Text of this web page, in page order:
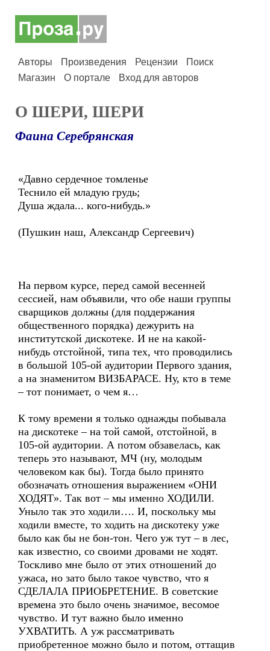
Авторы Произведения Рецензии
Поиск
Магазин
О портале Вход для авторов
О ШЕРИ, ШЕРИ
Фаина Серебрянская
«Давно сердечное томленье
Теснило ей младую грудь;
Душа ждала... кого-нибудь.»
(Пушкин наш, Александр Сергеевич)
На первом курсе, перед самой весенней
сессией, нам объявили, что обе наши группы
сварщиков должны (для поддержания
общественного порядка) дежурить на
институтской дискотеке. И не на какой-
нибудь отстойной, типа тех, что проводились
в большой 105-ой аудитории Первого здания,
а на знаменитом ВИЗБАРАСЕ. Ну, кто в теме
– тот понимает, о чем я…
К тому времени я только однажды побывала
на дискотеке – на той самой, отстойной, в
105-ой аудитории. А потом обзавелась, как
теперь это называют, МЧ (ну, молодым
человеком как бы). Тогда было принято
обозначать отношения выражением «ОНИ
ХОДЯТ». Так вот – мы именно ХОДИЛИ.
Уныло так это ходили…. И, поскольку мы
ходили вместе, то ходить на дискотеку уже
было как бы не бон-тон. Чего уж тут – в лес,
как известно, со своими дровами не ходят.
Тоскливо мне было от этих отношений до
ужаса, но зато было такое чувство, что я
СДЕЛАЛА ПРИОБРЕТЕНИЕ. В советские
времена это было очень значимое, весомое
чувство. И тут важно было именно
УХВАТИТЬ. А уж рассматривать
приобретенное можно было и потом, оттащив